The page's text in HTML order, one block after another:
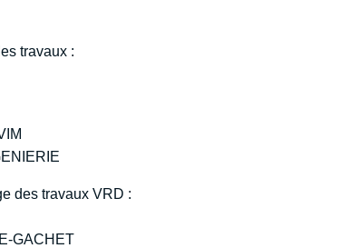
travaux :
des travaux VRD :
GACHET